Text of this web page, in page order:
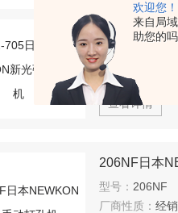
欢迎您！
来自局
助您的
型号：
厂商性质：
查看详情
型号： 206NF
厂商性质： 经